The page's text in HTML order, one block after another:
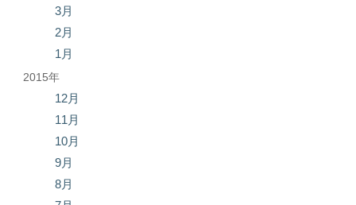
3月
2月
1月
2015年
12月
11月
10月
9月
8月